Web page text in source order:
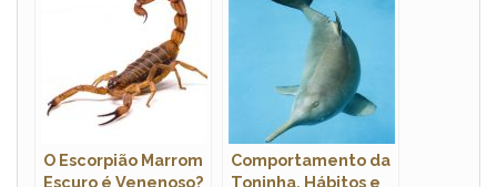
O Escorpião Marrom
Escuro é Venenoso?
Comportamento da
Toninha, Hábitos e